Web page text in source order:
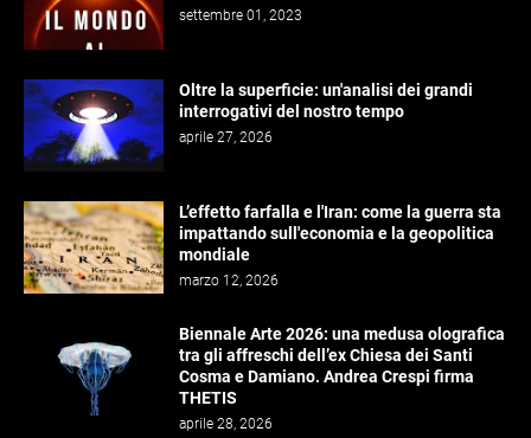
settembre 01, 2023
Oltre la superficie: un'analisi dei grandi
interrogativi del nostro tempo
aprile 27, 2026
L’effetto farfalla e l'Iran: come la guerra sta
impattando sull'economia e la geopolitica
mondiale
marzo 12, 2026
Biennale Arte 2026: una medusa olografica
tra gli affreschi dell’ex Chiesa dei Santi
Cosma e Damiano. Andrea Crespi firma
THETIS
aprile 28, 2026